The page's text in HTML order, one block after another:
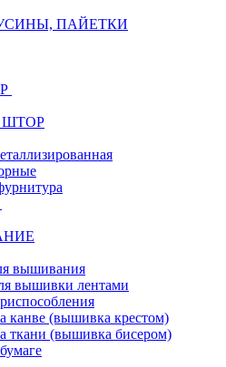
ПАЙЕТКИ
ШТОР
вышивания
вышивки лентами
канве (вышивка крестом)
ткани (вышивка бисером)